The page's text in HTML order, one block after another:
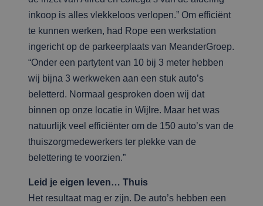
inkoop is alles vlekkeloos verlopen.” Om efficiënt
te kunnen werken, had Rope een werkstation
ingericht op de parkeerplaats van MeanderGroep.
“Onder een partytent van 10 bij 3 meter hebben
wij bijna 3 werkweken aan een stuk auto’s
beletterd. Normaal gesproken doen wij dat
binnen op onze locatie in Wijlre. Maar het was
natuurlijk veel efficiënter om de 150 auto’s van de
thuiszorgmedewerkers ter plekke van de
belettering te voorzien.”
Leid je eigen leven… Thuis
Het resultaat mag er zijn. De auto’s hebben een